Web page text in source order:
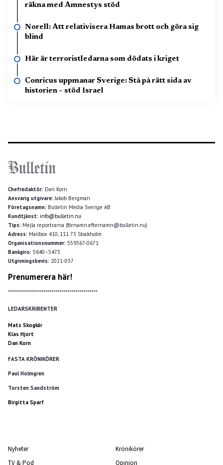
räkna med Amnestys stöd
Norell: Att relativisera Hamas brott och göra sig
blind
Här är terroristledarna som dödats i kriget
Conricus uppmanar Sverige: Stå på rätt sida av
historien – stöd Israel
Chefredaktör: Dan Korn
Ansvarig utgivare:Jakob Bergman
Företagsnamn: Bulletin Media Sverige AB
Kundtjänst: info@bulletin.nu
Tips: Mejla reportrarna (förnamn.efternamn@bulletin.nu)
Adress: Mailbox 410, 111 73 Stockholm
Organisationsnummer: 559367-0671
Bankgiro: 5840–5473
Utgivningsbevis: 2021-037
Prenumerera här!
*********************************************
LEDARSKRIBENTER
Mats Skogkär
Klas Hjort
Dan Korn
FASTA KRÖNIKÖRER
Paul Holmgren
Torsten Sandström
Birgitta Sparf
Nyheter
TV & Pod
Krönikörer
Opinion